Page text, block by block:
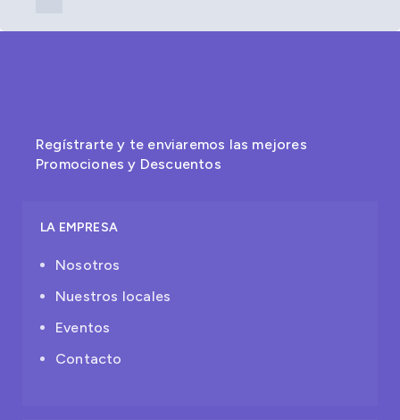
Regístrarte y te enviaremos las mejores
Promociones y Descuentos
LA EMPRESA
Nosotros
Nuestros locales
Eventos
Contacto